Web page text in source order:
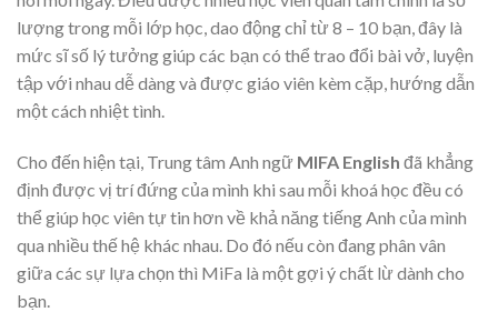
lượng trong mỗi lớp học, dao động chỉ từ 8 – 10 bạn, đây là
mức sĩ số lý tưởng giúp các bạn có thể trao đổi bài vở, luyện
tập với nhau dễ dàng và được giáo viên kèm cặp, hướng dẫn
một cách nhiệt tình.
Cho đến hiện tại, Trung tâm Anh ngữ MIFA English đã khẳng
định được vị trí đứng của mình khi sau mỗi khoá học đều có
thể giúp học viên tự tin hơn về khả năng tiếng Anh của mình
qua nhiều thế hệ khác nhau. Do đó nếu còn đang phân vân
giữa các sự lựa chọn thì MiFa là một gợi ý chất lừ dành cho
bạn.